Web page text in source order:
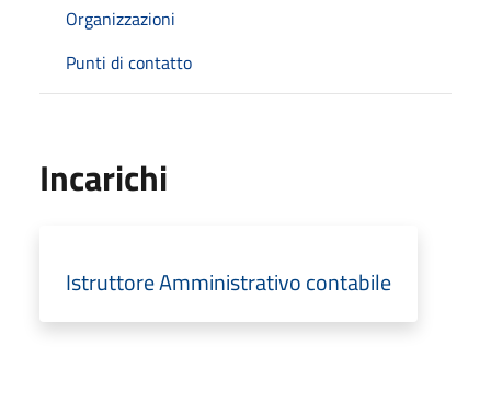
Organizzazioni
Punti di contatto
Incarichi
Istruttore Amministrativo contabile